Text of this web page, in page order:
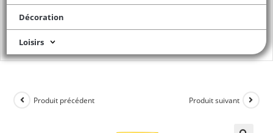
Décoration
Loisirs
Produit précédent Produit suivant